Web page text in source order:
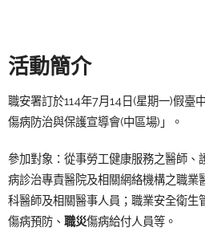
活動簡介
職安署訂於114年7月14日(星期一)假臺
傷病防治與保護宣導會(中區場)」。
參加對象：從事勞工健康服務之醫師、
病診治專責醫院及相關網絡機構之職業
科醫師及相關醫事人員；職業安全衛生
傷病預防、 職災傷病給付人員等。